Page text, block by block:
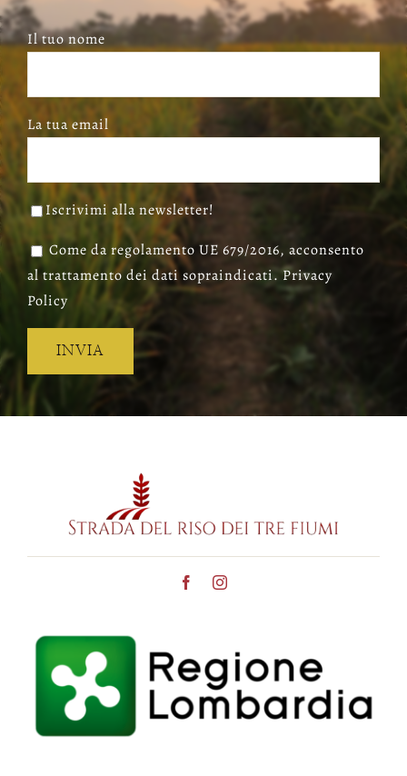
Il tuo nome
La tua email
Iscrivimi alla newsletter!
Come da regolamento UE 679/2016, acconsento
al trattamento dei dati sopraindicati. Privacy
Policy